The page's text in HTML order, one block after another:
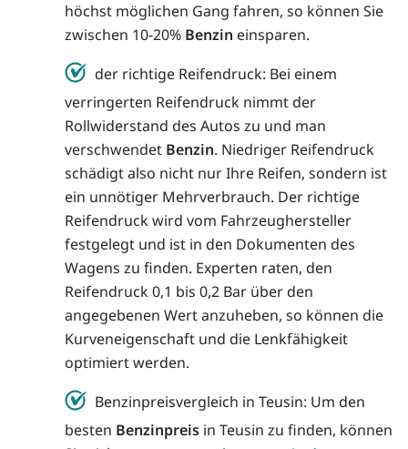
höchst möglichen Gang fahren, so können Sie
zwischen 10-20% Benzin einsparen.
der richtige Reifendruck: Bei einem
verringerten Reifendruck nimmt der
Rollwiderstand des Autos zu und man
verschwendet Benzin. Niedriger Reifendruck
schädigt also nicht nur Ihre Reifen, sondern ist
ein unnötiger Mehrverbrauch. Der richtige
Reifendruck wird vom Fahrzeughersteller
festgelegt und ist in den Dokumenten des
Wagens zu finden. Experten raten, den
Reifendruck 0,1 bis 0,2 Bar über den
angegebenen Wert anzuheben, so können die
Kurveneigenschaft und die Lenkfähigkeit
optimiert werden.
Benzinpreisvergleich in Teusin: Um den
besten Benzinpreis in Teusin zu finden, können